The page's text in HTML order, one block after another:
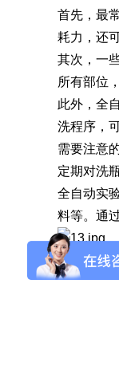
Moment-
版实验
G系
GMP-
GMP-
LA-A1饮
机
DNA器具
消毒机
SQ1000
工
首先，最
耗力，还
其次，一
所有部位
此外，全
洗程序，
需要注意
定期对洗
全自动实
料等。通